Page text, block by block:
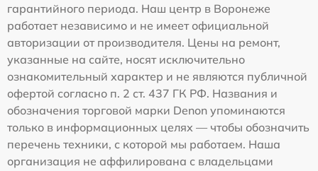
гарантийного периода. Наш центр в Воронеже
работает независимо и не имеет официальной
авторизации от производителя. Цены на ремонт,
указанные на сайте, носят исключительно
ознакомительный характер и не являются публичной
офертой согласно п. 2 ст. 437 ГК РФ. Названия и
обозначения торговой марки Denon упоминаются
только в информационных целях — чтобы обозначить
перечень техники, с которой мы работаем. Наша
организация не аффилирована с владельцами